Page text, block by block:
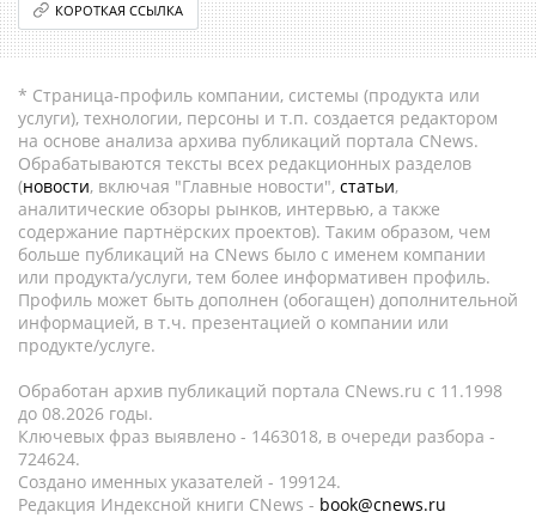
КОРОТКАЯ ССЫЛКА
* Страница-профиль компании, системы (продукта или
услуги), технологии, персоны и т.п. создается редактором
на основе анализа архива публикаций портала CNews.
Обрабатываются тексты всех редакционных разделов
(новости, включая "Главные новости", статьи,
аналитические обзоры рынков, интервью, а также
содержание партнёрских проектов). Таким образом, чем
больше публикаций на CNews было с именем компании
или продукта/услуги, тем более информативен профиль.
Профиль может быть дополнен (обогащен) дополнительной
информацией, в т.ч. презентацией о компании или
продукте/услуге.
Обработан архив публикаций портала CNews.ru c 11.1998
до 08.2026 годы.
Ключевых фраз выявлено - 1463018, в очереди разбора -
724624.
Создано именных указателей - 199124.
Редакция Индексной книги CNews - book@cnews.ru